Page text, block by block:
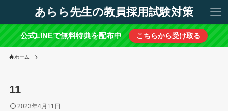
あらら先生の教員採用試験対策
公式LINEで無料特典を配布中 こちらから受け取る
ホーム
11
2023年4月11日